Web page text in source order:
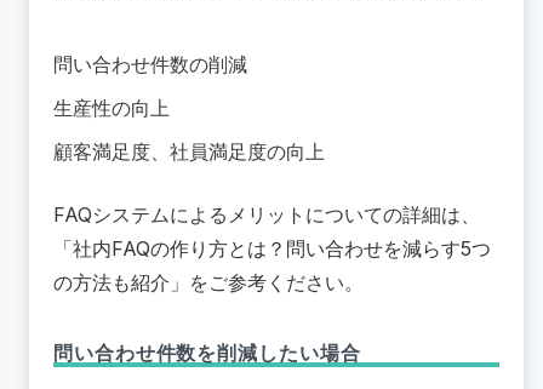
問い合わせ件数の削減
生産性の向上
顧客満足度、社員満足度の向上
FAQシステムによるメリットについての詳細は、
「社内FAQの作り方とは？問い合わせを減らす5つ
の方法も紹介 」をご参考ください。
問い合わせ件数を削減したい場合